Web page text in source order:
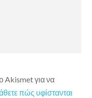
Akismet για να
πώς υφίστανται